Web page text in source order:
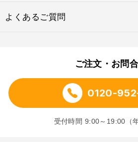
よくあるご質問
ご注文・お問
0120-
受付時間 9:00～19:00（